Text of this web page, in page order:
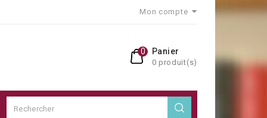
Mon compte
Panier
0 produit(s)
0